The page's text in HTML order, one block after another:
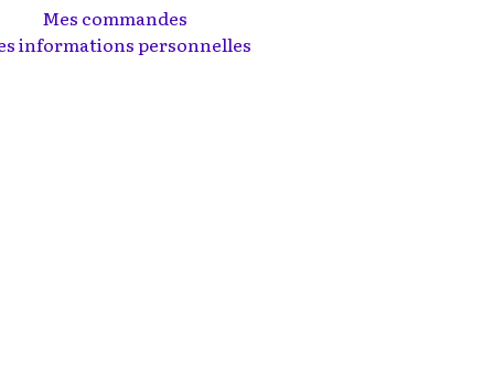
Mes commandes
informations personnelles